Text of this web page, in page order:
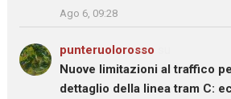
Ago 6, 09:28
punteruolorosso
Nuove limitazioni al traffico
dettaglio della linea tram C: